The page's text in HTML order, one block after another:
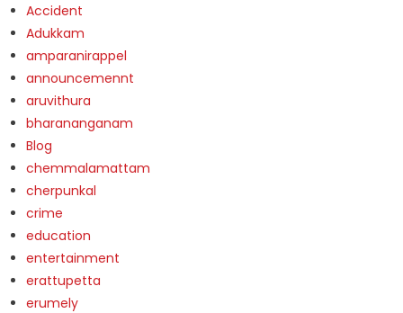
Accident
Adukkam
amparanirappel
announcemennt
aruvithura
bharananganam
Blog
chemmalamattam
cherpunkal
crime
education
entertainment
erattupetta
erumely